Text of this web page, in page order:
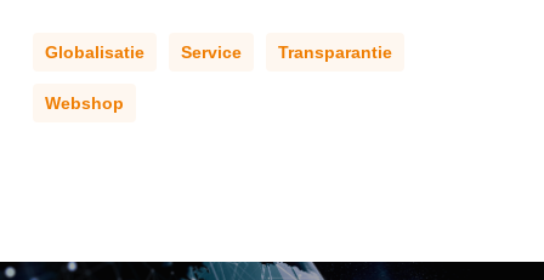
Globalisatie Service Transparantie
Webshop